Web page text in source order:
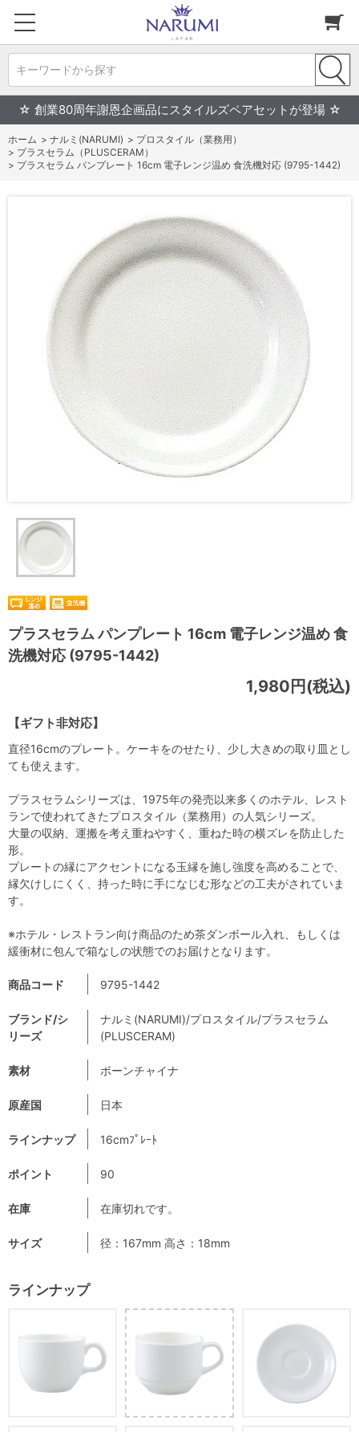
キーワードから探す
☆ 創業80周年謝恩企画品にスタイルズペアセットが登場 ☆
ホーム > ナルミ(NARUMI) > プロスタイル（業務用）
> プラスセラム（PLUSCERAM）
> プラスセラム パンプレート 16cm 電子レンジ温め 食洗機対応 (9795-1442)
プラスセラム パンプレート 16cm 電子レンジ温め 食
洗機対応 (9795-1442)
【ギフト非対応】
1,980円(税込)
商品コード 9795-1442
ブランド/シ
リーズ
ナルミ(NARUMI)/プロスタイル/プラスセラム
(PLUSCERAM)
素材 ボーンチャイナ
原産国 日本
ラインナップ 16cmﾌﾟﾚｰﾄ
ポイント 90
在庫 在庫切れです。
サイズ 径：167mm 高さ：18mm
ラインナップ
直径16cmのプレート。ケーキをのせたり、少し大きめの取り皿とし
ても使えます。
プラスセラムシリーズは、1975年の発売以来多くのホテル、レスト
ランで使われてきたプロスタイル（業務用）の人気シリーズ。
大量の収納、運搬を考え重ねやすく、重ねた時の横ズレを防止した
形。
プレートの縁にアクセントになる玉縁を施し強度を高めることで、
縁欠けしにくく、持った時に手になじむ形などの工夫がされていま
す。
※ホテル・レストラン向け商品のため茶ダンボール入れ、もしくは
緩衝材に包んで箱なしの状態でのお届けとなります。